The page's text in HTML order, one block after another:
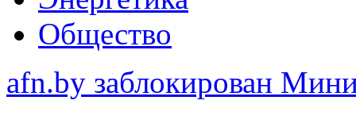
Общество
afn.by заблокирован